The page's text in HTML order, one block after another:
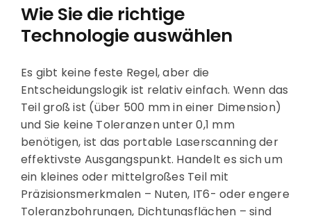
Wie Sie die richtige
Technologie auswählen
Es gibt keine feste Regel, aber die
Entscheidungslogik ist relativ einfach. Wenn das
Teil groß ist (über 500 mm in einer Dimension)
und Sie keine Toleranzen unter 0,1 mm
benötigen, ist das portable Laserscanning der
effektivste Ausgangspunkt. Handelt es sich um
ein kleines oder mittelgroßes Teil mit
Präzisionsmerkmalen – Nuten, IT6- oder engere
Toleranzbohrungen, Dichtungsflächen – sind